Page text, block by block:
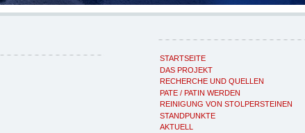
STARTSEITE
DAS PROJEKT
RECHERCHE UND QUELLEN
PATE / PATIN WERDEN
REINIGUNG VON STOLPERSTEINEN
STANDPUNKTE
AKTUELL